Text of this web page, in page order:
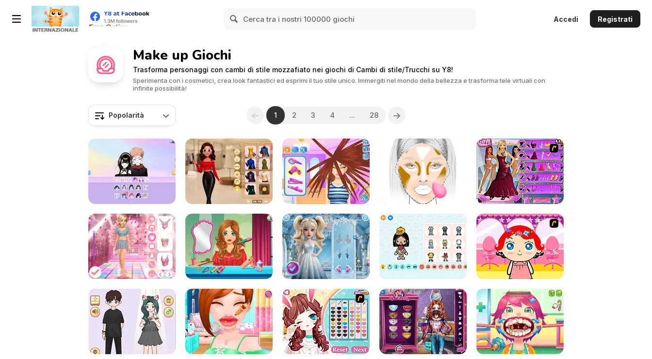
Accedi Registrati
Make up Giochi
Trasforma personaggi con cambi di stile mozzafiato nei giochi di Cambi di stile/Trucchi su Y8!
Sperimenta con i cosmetici, crea look fantastici ed esprimi il tuo stile unico. Immergiti nel mondo della bellezza e trasforma tele virtuali con
infinite possibilità!
Popolarità 1 2 3 4 ... 28